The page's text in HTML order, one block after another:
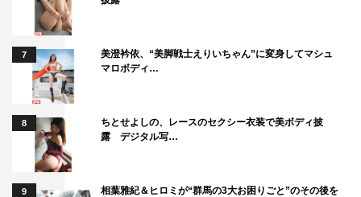
7
美澄衿依、“美脚戦士えりいちゃん”に変身してマシュ
マロボディ…
8
ちとせよしの、レースのセクシー衣装で美ボディ披
露 デジタル写…
9
相葉雅紀＆ヒロミが“群馬の3大お困りごと”のその後を